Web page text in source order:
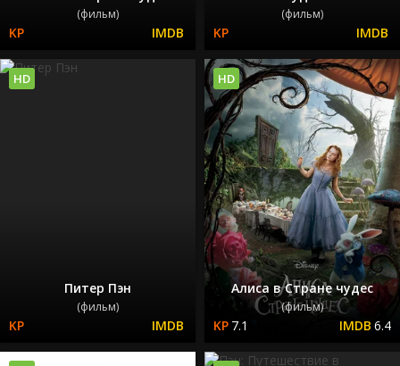
(фильм) (фильм)
Питер Пэн
(фильм)
HD
Алиса в Стране чудес
(фильм)
7.1 6.4
HD